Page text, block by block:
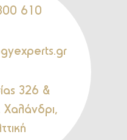
610
326 &